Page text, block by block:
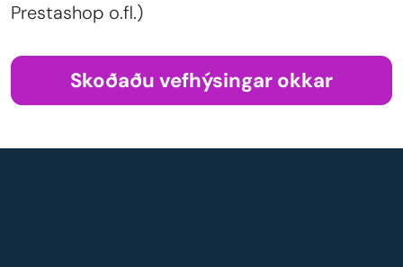
Prestashop o.fl.)
Skoðaðu vefhýsingar okkar